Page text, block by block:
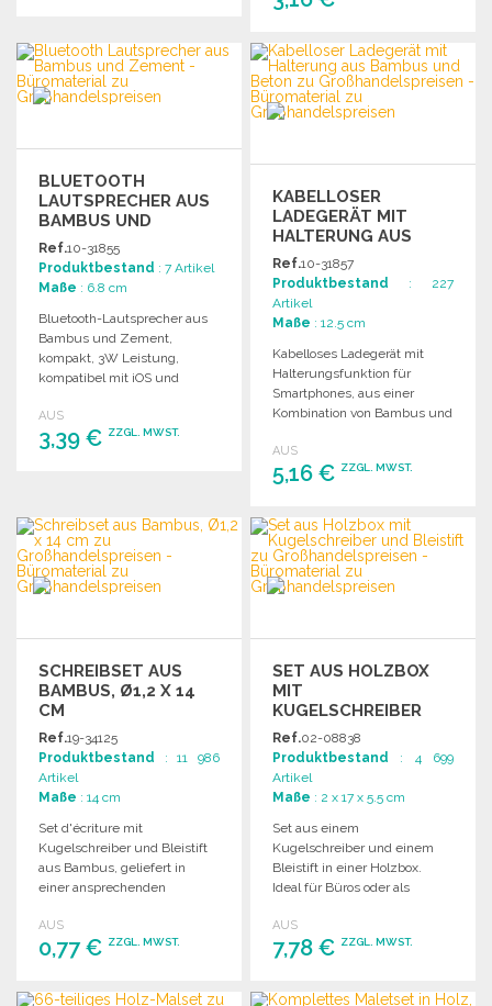
Angebot anfordern
BESTELLEN
Angebot anfordern
BLUETOOTH
LAUTSPRECHER AUS
BAMBUS UND
ZEMENT ZU
GROSSHANDELSPREISEN
Ref.10-31855
Produktbestand : 7 Artikel
Maße : 6.8 cm
Bluetooth-Lautsprecher aus
Bambus und Zement,
kompakt, 3W Leistung,
kompatibel mit iOS und
Ladekabel.
AUS
3,39 € ZZGL. MWST.
Angebot anfordern
KABELLOSER
LADEGERÄT MIT
HALTERUNG AUS
BAMBUS UND BETON
Ref.10-31857
Produktbestand : 227
Artikel
Maße : 12.5 cm
Kabelloses Ladegerät mit
Halterungsfunktion für
Smartphones, aus einer
Kombination von Bambus und
mit USB-Ladekabel.
AUS
5,16 € ZZGL. MWST.
BESTELLEN
Angebot anfordern
SCHREIBSET AUS
BAMBUS, Ø1,2 X 14
CM
Ref.19-34125
Produktbestand : 11 986
Artikel
Maße : 14 cm
Set d'écriture mit
Kugelschreiber und Bleistift
aus Bambus, geliefert in
einer ansprechenden
Großhandel.
AUS
0,77 € ZZGL. MWST.
BESTELLEN
SET AUS HOLZBOX
MIT
KUGELSCHREIBER
UND BLEISTIFT
Ref.02-08838
Produktbestand : 4 699
Artikel
Maße : 2 x 17 x 5.5 cm
Set aus einem
Kugelschreiber und einem
Bleistift in einer Holzbox.
Ideal für Büros oder als
AUS
7,78 € ZZGL. MWST.
BESTELLEN